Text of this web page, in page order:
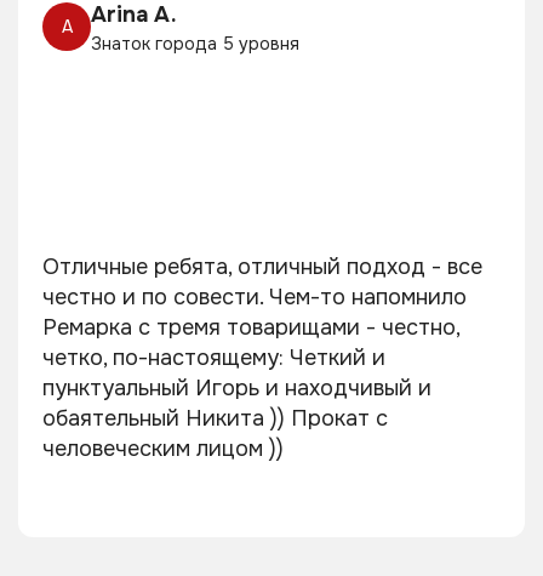
A Arina A.
Знаток города 5 уровня
Отличные ребята, отличный подход - все
честно и по совести. Чем-то напомнило
Ремарка с тремя товарищами - честно,
четко, по-настоящему: Четкий и
пунктуальный Игорь и находчивый и
обаятельный Никита )) Прокат с
человеческим лицом ))